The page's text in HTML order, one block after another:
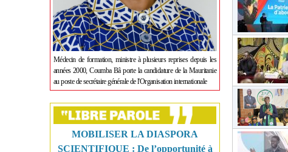
Médecin de formation, ministre à plusieurs reprises depuis les
années 2000, Coumba Bâ porte la candidature de la Mauritanie
au poste de secrétaire générale de l'Organisation internationale
MOBILISER LA DIASPORA
SCIENTIFIQUE : De l’opportunité à